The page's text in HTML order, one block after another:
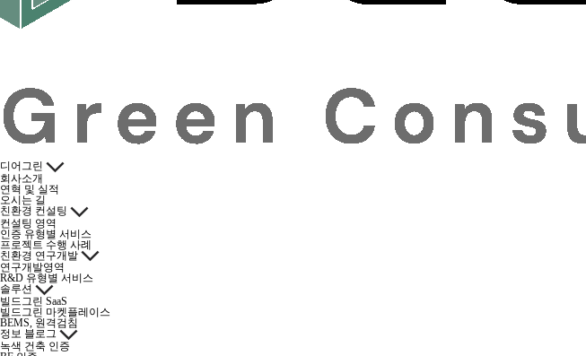
디어그린
회사소개
연혁 및 실적
오시는 길
친환경 컨설팅
컨설팅 영역
인증 유형별 서비스
프로젝트 수행 사례
친환경 연구개발
연구개발영역
R&D 유형별 서비스
솔루션
빌드그린 SaaS
빌드그린 마켓플레이스
BEMS, 원격검침
정보 블로그
녹색 건축 인증